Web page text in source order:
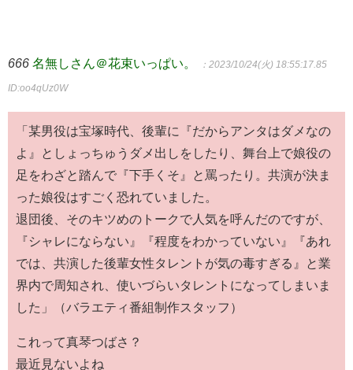
666 名無しさん＠花束いっぱい。 ：2023/10/24(火) 18:55:17.85
ID:oo4qUz0W
「某男役は宝塚時代、後輩に『だからアンタはダメなの
よ』としょっちゅうダメ出しをしたり、舞台上で娘役の
足をわざと踏んで『下手くそ』と罵ったり。共演が決ま
った娘役はすごく恐れていました。
退団後、そのキツめのトークで人気を呼んだのですが、
『シャレにならない』『程度をわかっていない』『あれ
では、共演した後輩女性タレントが気の毒すぎる』と業
界内で周知され、使いづらいタレントになってしまいま
した」（バラエティ番組制作スタッフ）
これって真琴つばさ？
最近見ないよね